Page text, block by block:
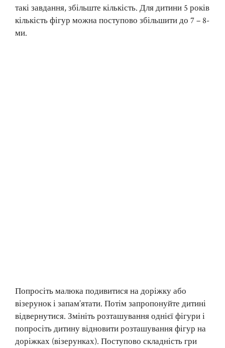
такі завдання, збільште кількість. Для дитини 5 років
кількість фігур можна поступово збільшити до 7 – 8-
ми.
Попросіть малюка подивитися на доріжку або
візерунок і запам’ятати. Потім запропонуйте дитині
відвернутися. Змініть розташування однієї фігури і
попросіть дитину відновити розташування фігур на
доріжках (візерунках). Поступово складність гри